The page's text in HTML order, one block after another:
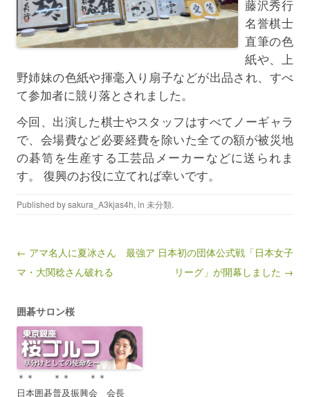
藤沢秀行
名誉棋士
直筆の色
紙や、上
野姉妹の色紙や揮毫入り扇子などが出品され、すべ
て参加者に競り落とされました。
今回、出演した棋士やスタッフはすべてノーギャラ
で、会場費など必要経費を除いた全ての額が被災地
の碁笥を生産する工芸品メーカーなどに送られま
す。 復興のお役に立てれば幸いです。
Published bysakura_A3kjas4h, in 未分類.
Post navigation
← アマ名人に夏冰さん 最強ア
マ・大関稔さん破れる
日本初の団体公式戦「日本女子
リーグ」が開幕しました →
囲碁サロン桜
＊＊ ＊＊ ＊＊
日本囲碁普及振興会 会長